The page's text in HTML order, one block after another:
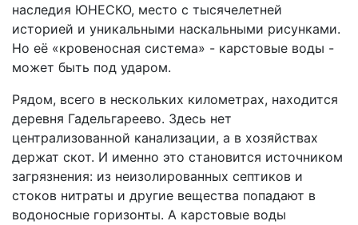
наследия ЮНЕСКО, место с тысячелетней
историей и уникальными наскальными рисунками.
Но её «кровеносная система» - карстовые воды -
может быть под ударом.
Рядом, всего в нескольких километрах, находится
деревня Гадельгареево. Здесь нет
централизованной канализации, а в хозяйствах
держат скот. И именно это становится источником
загрязнения: из неизолированных септиков и
стоков нитраты и другие вещества попадают в
водоносные горизонты. А карстовые воды